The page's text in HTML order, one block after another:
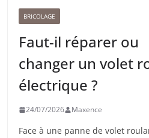
BRICOLAGE
Faut-il réparer ou
changer un volet
électrique ?
24/07/2026 Maxence
Face à une panne de volet